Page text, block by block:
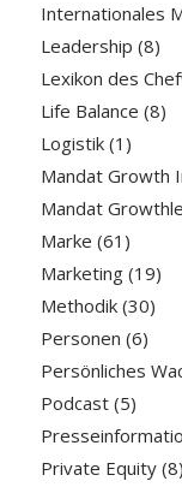
Internationales
Leadership (8)
Lexikon des
Life Balance (8)
Logistik(1)
Mandat Growth
Mandat
Marke (61)
Marketing(19)
Methodik(30)
Personen (6)
Persönliches
Podcast(5)
Private Equity(8)